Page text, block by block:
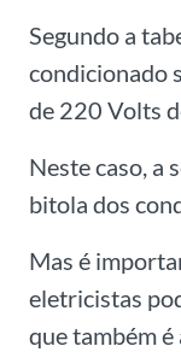
Segundo a
condicionado
de 220 Volts
Neste caso, a
bitola dos
Mas é
eletricistas
que também é